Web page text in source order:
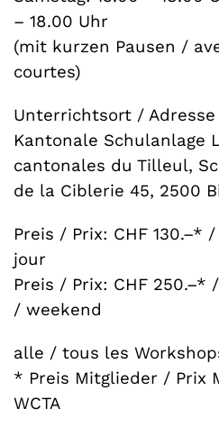
– 18.00 Uhr
(mit kurzen Pausen /
courtes)
Unterrichtsort /
Kantonale Schulanlage
cantonales du Tilleul,
de la Ciblerie 45, 2500
Preis / Prix: CHF 130.–*
jour
Preis / Prix: CHF 250.–*
/ weekend
alle / tous les
* Preis Mitglieder / Prix
WCTA